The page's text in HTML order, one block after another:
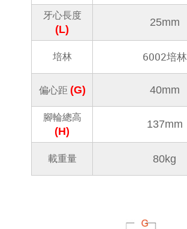
牙心長度
(L)
25mm
培林 6002培林
偏心距 (G) 40mm
腳輪總高
(H)
137mm
載重量 80kg